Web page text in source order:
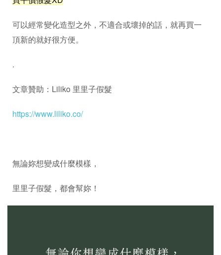
可以經常變化造型之外，不適合或壞掉的話，就再買一
頂新的就好很方便。
.
文章贊助：Liliko 里里子假髮
https://www.liliko.co/
無論妳想變成什麼模樣，
里里子假髮，都會幫妳！